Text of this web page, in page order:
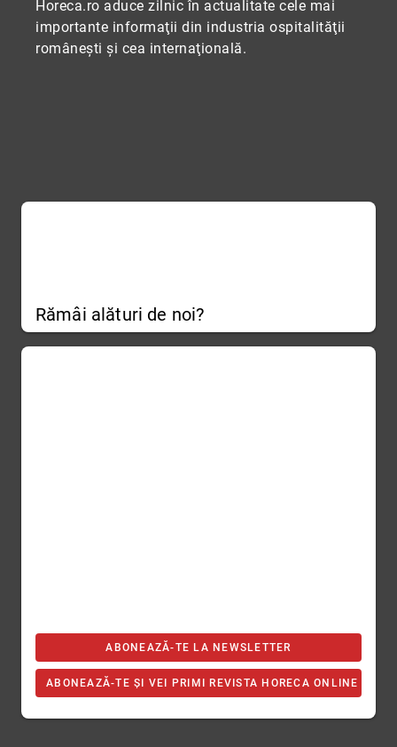
Horeca.ro aduce zilnic în actualitate cele mai
importante informaţii din industria ospitalităţii
româneşti şi cea internaţională.
Rămâi alături de noi?
ABONEAZĂ-TE LA NEWSLETTER
ABONEAZĂ-TE ȘI VEI PRIMI REVISTA HORECA ONLINE